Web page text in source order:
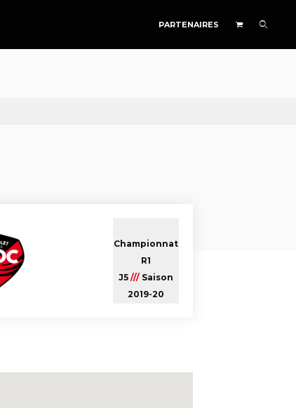
PARTENAIRES
Championnat
R1
J5 /// Saison
2019-20